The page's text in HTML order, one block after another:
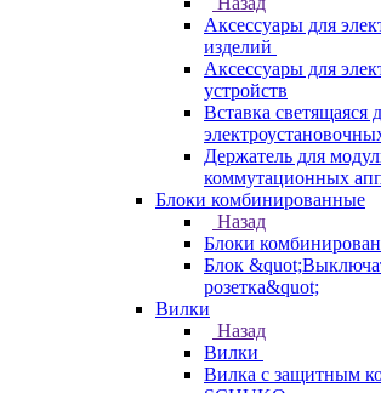
Аксессуары для
изделий
Аксессуары для
устройств
Вставка светящаяся
Держатель для
коммутационных
Блоки комбинированные
Назад
Блоки
Блок
розетка&quot;
Вилки
Назад
Вилки
Вилка с защитным